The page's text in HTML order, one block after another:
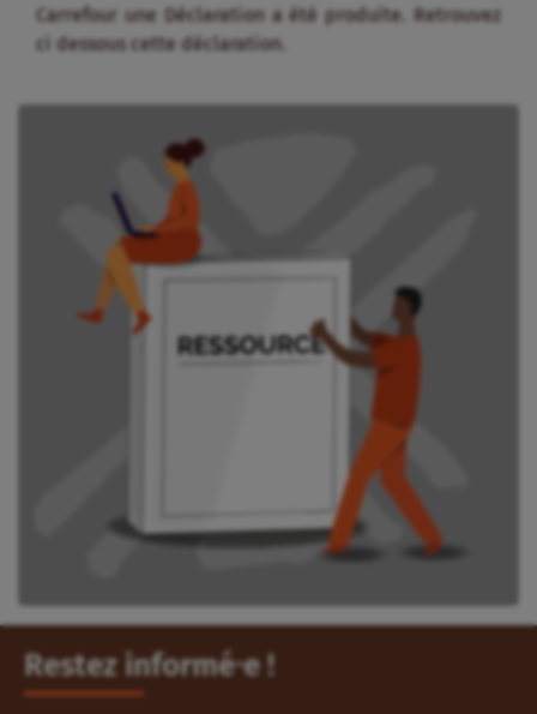
Carrefour une Déclaration a été produite. Retrouvez
ci dessous cette déclaration.
Restez informé⸱e !